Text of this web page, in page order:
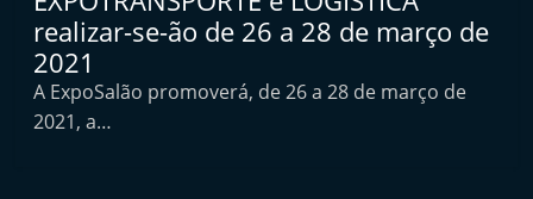
m
a
realizar-se-ão de 26 a 28 de março de
2021
A ExpoSalão promoverá, de 26 a 28 de março de
2021, a…